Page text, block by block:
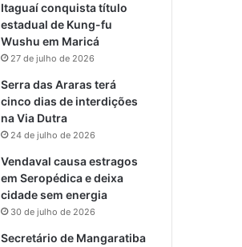
Itaguaí conquista título
estadual de Kung-fu
Wushu em Maricá
27 de julho de 2026
Serra das Araras terá
cinco dias de interdições
na Via Dutra
24 de julho de 2026
Vendaval causa estragos
em Seropédica e deixa
cidade sem energia
30 de julho de 2026
Secretário de Mangaratiba